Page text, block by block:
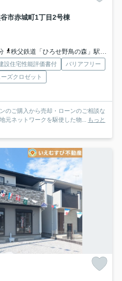
市赤城町1丁目2号棟
秩父鉄道「ひろせ野鳥の森」駅 徒歩14分
設住宅性能評価書付
バリアフリー
ズクロゼット
のご購入から売却・ローンのご相談な
元ネットワークを駆使した物... もっと